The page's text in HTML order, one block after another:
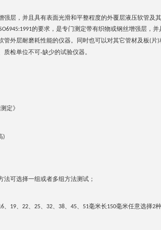
强层，并且具有表面光滑和平整程度的外覆层液压软管及
的要求，是专门测定带有织物或钢丝增强层，
管外层耐磨耗性能的仪器。同时也可以对其它管材及板( 片)
检单位不可-缺少的试验仪器。
定》
)
法可选择一组或者多组方法测试；
、 19、 22、 25、 32、 38、 45、 51毫米长150毫米任意选择2